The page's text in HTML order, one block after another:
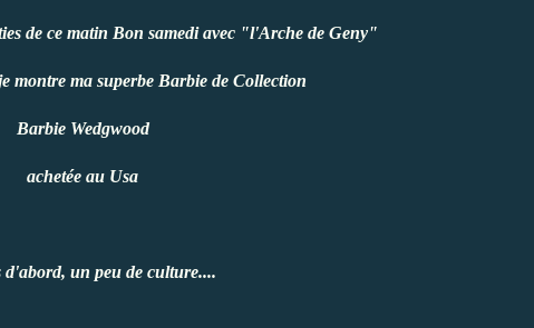
de ce matin Bon samedi avec "l'Arche de Geny"
montre ma superbe Barbie de Collection
Barbie Wedgwood
achetée au Usa
d'abord, un peu de culture....